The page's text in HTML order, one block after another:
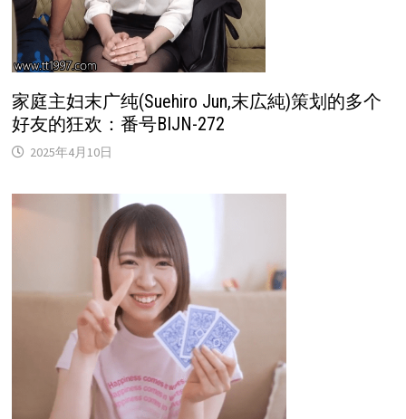
家庭主妇末广纯(Suehiro Jun,末広純)策划的多个
好友的狂欢：番号BIJN-272
2025年4月10日